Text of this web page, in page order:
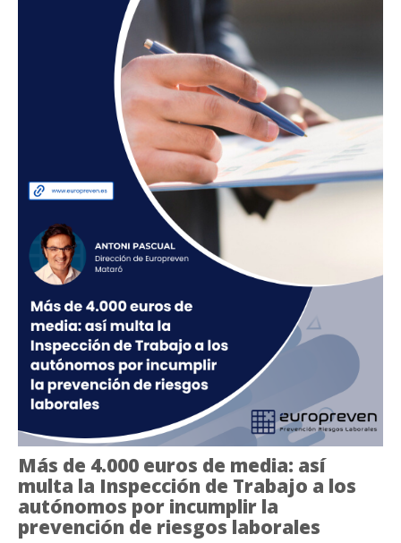
Más de 4.000 euros de media: así
multa la Inspección de Trabajo a los
autónomos por incumplir la
prevención de riesgos laborales